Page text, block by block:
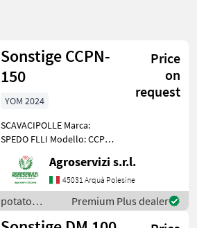
Place Filter
Sonstige CCPN-
150
Price
on
request
YOM 2024
SCAVACIPOLLE Marca:
SPEDO FLLI Modello: CCPN-
d'uso: nuovo Larghezza
lavoro 154 cm Peso 568 kg
Rullo compattatore liscio
posteriore Al
Agroservizi s.r.l.
45031 Arquà Polesine
potato
technology /
Premium Plus dealer